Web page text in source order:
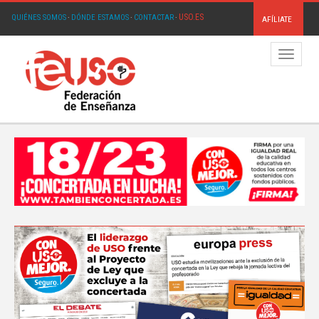
QUIÉNES SOMOS· DÓNDE ESTAMOS· CONTACTAR· USO.ES AFÍLIATE
Menú